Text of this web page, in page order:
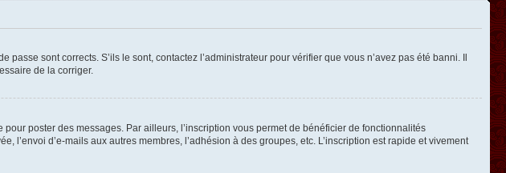
sont corrects. S’ils le sont, contactez l’administrateur pour vérifier que vous n’avez pas été banni. Il
de la corriger.
poster des messages. Par ailleurs, l’inscription vous permet de bénéficier de fonctionnalités
d’e-mails aux autres membres, l’adhésion à des groupes, etc. L’inscription est rapide et vivement